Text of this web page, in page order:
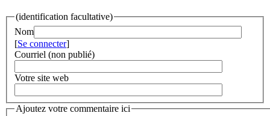
(identification facultative)
Nom
[Se connecter]
Courriel (non publié)
Votre site web
Ajoutez votre commentaire ici